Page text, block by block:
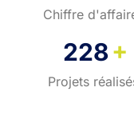
Chiffre
228+
Projets